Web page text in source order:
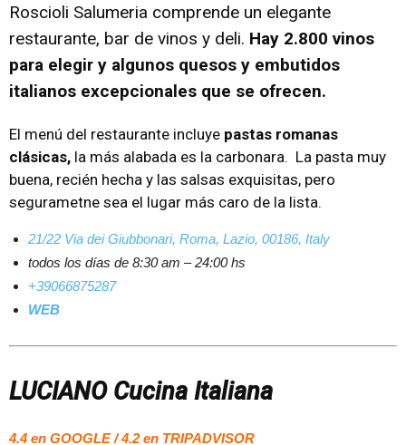
Roscioli Salumeria comprende un elegante
restaurante, bar de vinos y deli. Hay 2.800 vinos
para elegir y algunos quesos y embutidos
italianos excepcionales que se ofrecen.
El menú del restaurante incluye pastas romanas
clásicas, la más alabada es la carbonara. La pasta muy
buena, recién hecha y las salsas exquisitas, pero
segurametne sea el lugar más caro de la lista.
21/22 Via dei Giubbonari, Roma, Lazio, 00186, Italy
todos los días de 8:30 am – 24:00 hs
+39066875287
WEB
LUCIANO Cucina Italiana
4.4 en GOOGLE / 4.2 en TRIPADVISOR